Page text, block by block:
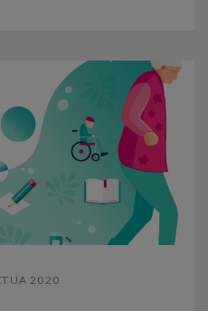
2020